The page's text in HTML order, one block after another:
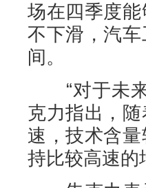
场在四季度
不下滑，汽
间。
“对于未来
克力指出，
速，技术含
持比较高速的